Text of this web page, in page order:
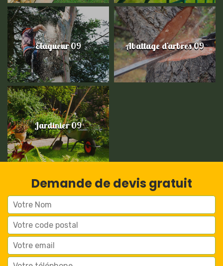
Elagueur 09 Abattage d'arbres 09
Jardinier 09
Demande de devis gratuit